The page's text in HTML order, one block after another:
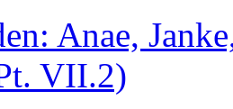
Anae,
VII.2)